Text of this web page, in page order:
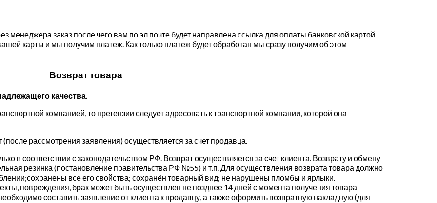
менеджера заказ после чего вам по эл.почте будет направлена ссылка для оплаты банковской картой.
карты и мы получим платеж. Как только платеж будет обработан мы сразу получим об этом
Возврат товара
качества.
компанией, то претензии следует адресовать к транспортной компании, которой она
рассмотрения заявления) осуществляется за счет продавца.
в соответствии с законодательством РФ. Возврат осуществляется за счет клиента. Возврату и обмену
резинка (постановление правительства РФ №55) и т.п. Для осуществления возврата товара должно
все его свойства; сохранён товарный вид; не нарушены пломбы и ярлыки.
повреждения, брак может быть осуществлен не позднее 14 дней с момента получения товара
составить заявление от клиента к продавцу, а также оформить возвратную накладную (для